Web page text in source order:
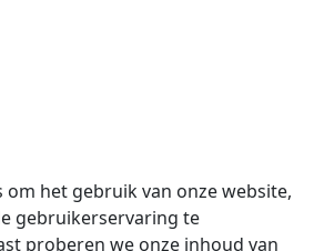
het gebruik van onze website,
gebruikerservaring te
proberen we onze inhoud van